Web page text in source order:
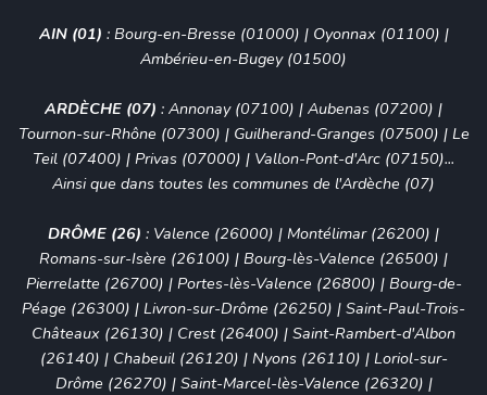
AIN (01) : Bourg-en-Bresse (01000) | Oyonnax (01100) |
Ambérieu-en-Bugey (01500)
ARDÈCHE (07) : Annonay (07100) | Aubenas (07200) |
Tournon-sur-Rhône (07300) | Guilherand-Granges (07500) | Le
Teil (07400) | Privas (07000) | Vallon-Pont-d'Arc (07150)...
Ainsi que dans toutes les communes de l'Ardèche (07)
DRÔME (26) : Valence (26000) | Montélimar (26200) |
Romans-sur-Isère (26100) | Bourg-lès-Valence (26500) |
Pierrelatte (26700) | Portes-lès-Valence (26800) | Bourg-de-
Péage (26300) | Livron-sur-Drôme (26250) | Saint-Paul-Trois-
Châteaux (26130) | Crest (26400) | Saint-Rambert-d'Albon
(26140) | Chabeuil (26120) | Nyons (26110) | Loriol-sur-
Drôme (26270) | Saint-Marcel-lès-Valence (26320) |